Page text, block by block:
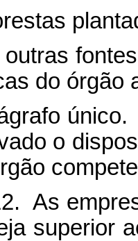
de
do órgão
As
o
As
superior